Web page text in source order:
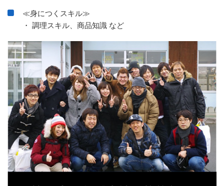
≪身につくスキル≫
・ 調理スキル、商品知識 など